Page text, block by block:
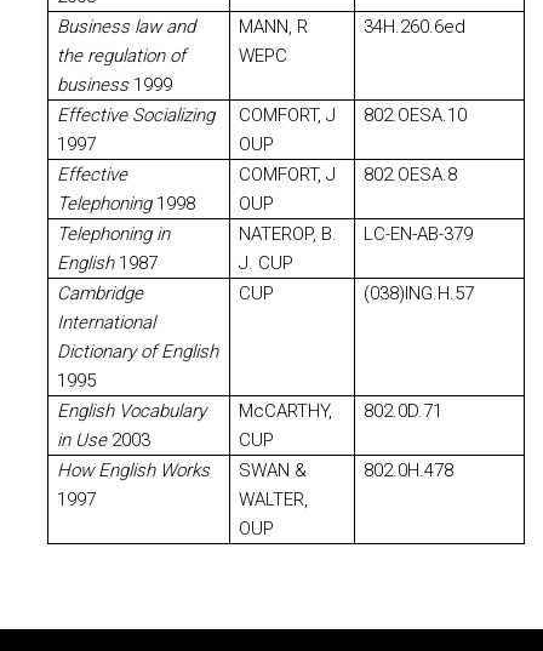
Business law and
the regulation of
business 1999
MANN, R
WEPC
34H.260.6ed
Effective Socializing
1997
COMFORT, J
OUP
802.OESA.10
Effective
Telephoning 1998
COMFORT, J
OUP
802.OESA.8
Telephoning in
English 1987
NATEROP, B.
J. CUP
LC-EN-AB-379
Cambridge
International
Dictionary of English
1995
CUP (038)ING.H.57
English Vocabulary
in Use 2003
McCARTHY,
CUP
802.0D.71
How English Works
1997
SWAN &
WALTER,
OUP
802.0H.478